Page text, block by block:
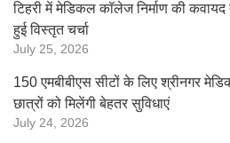
टिहरी में मेडिकल कॉलेज निर्माण की
हुई विस्तृत चर्चा
July 25, 2026
150 एमबीबीएस सीटों के लिए श्रीनगर
छात्रों को मिलेंगी बेहतर सुविधाएं
July 24, 2026